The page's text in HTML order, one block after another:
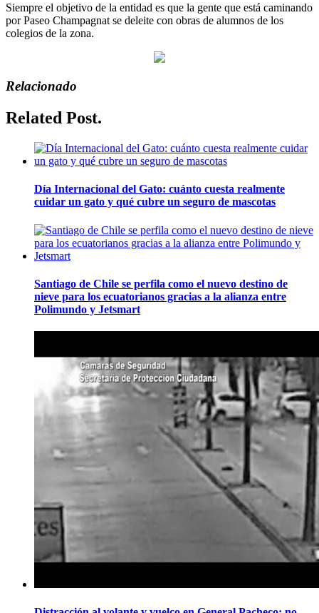
Siempre el objetivo de la entidad es que la gente que está caminando
por Paseo Champagnat se deleite con obras de alumnos de los
colegios de la zona.
Relacionado
Related Post.
Día Internacional del Gato: cuánto cuesta realmente
cuidar un gato y qué cubre un seguro de mascotas
Santiago de Chile se perfila como el nuevo destino de
nieve para los ecuatorianos gracias a la alianza entre
Polimundo y Jetsmart